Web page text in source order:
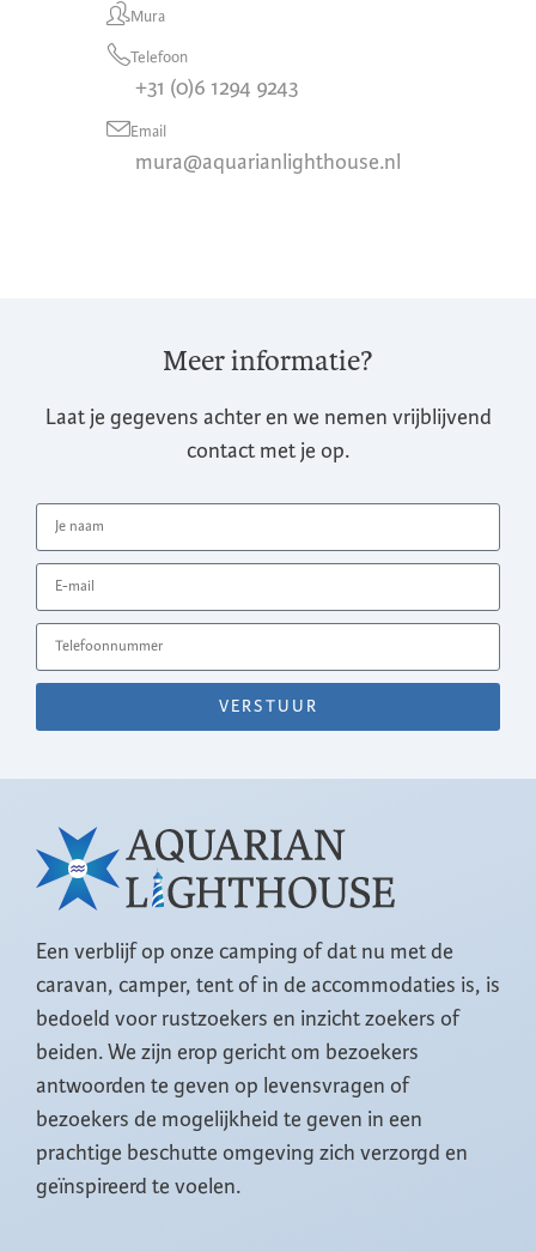
Mura
Telefoon
+31 (0)6 1294 9243
Email
mura@aquarianlighthouse.nl
Meer informatie?
Laat je gegevens achter en we nemen vrijblijvend
contact met je op.
VERSTUUR
Een verblijf op onze camping of dat nu met de
caravan, camper, tent of in de accommodaties is, is
bedoeld voor rustzoekers en inzicht zoekers of
beiden. We zijn erop gericht om bezoekers
antwoorden te geven op levensvragen of
bezoekers de mogelijkheid te geven in een
prachtige beschutte omgeving zich verzorgd en
geïnspireerd te voelen.